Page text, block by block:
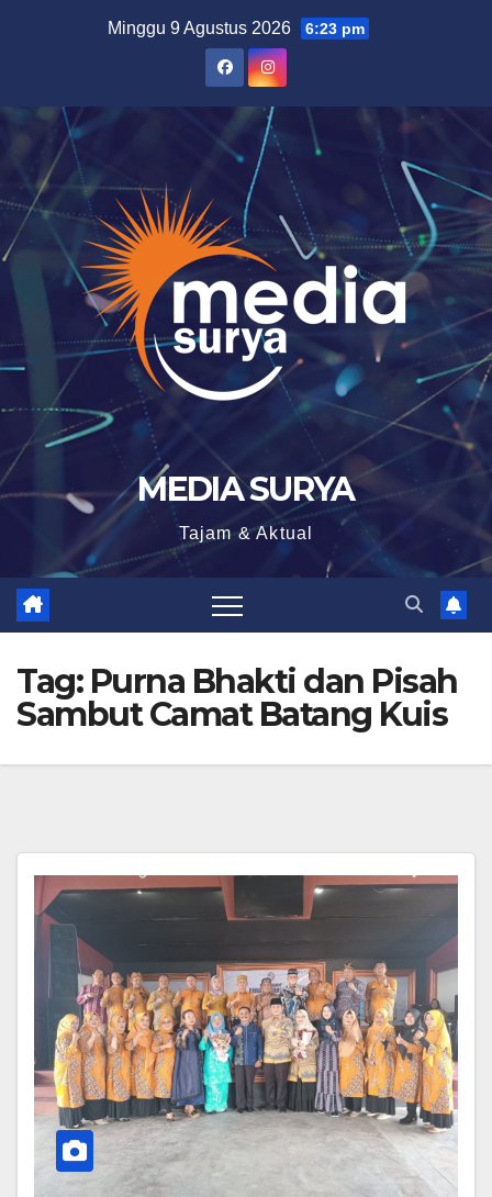
Minggu 9 Agustus 2026 6:23 pm
MEDIA SURYA
Tajam & Aktual
Tag: Purna Bhakti dan Pisah
Sambut Camat Batang Kuis